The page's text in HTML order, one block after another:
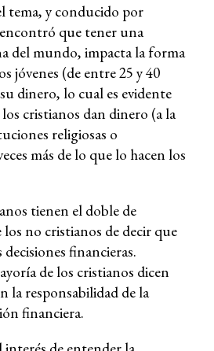
tema, y conducido por
que tener una
del mundo, impacta la forma
jóvenes (de entre 25 y 40
dinero, lo cual es evidente
cristianos dan dinero (a la
religiosas o
más de lo que lo hacen los
tienen el doble de
no cristianos de decir que
financieras.
de los cristianos dicen
la responsabilidad de la
financiera.